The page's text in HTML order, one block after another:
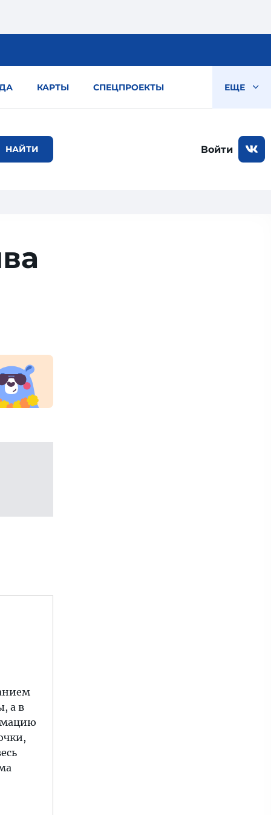
КАРТЫ СПЕЦПРОЕКТЫ ЕЩЕ
Войти
а в